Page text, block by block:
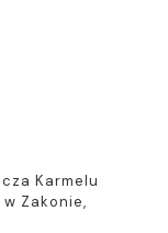
Karmelu
Zakonie,